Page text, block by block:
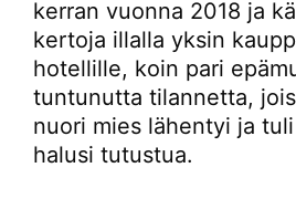
kerran vuonna 2018 ja
kertoja illalla yksin
hotellille, koin pari
tuntunutta tilannetta,
nuori mies lähentyi ja
halusi tutustua.